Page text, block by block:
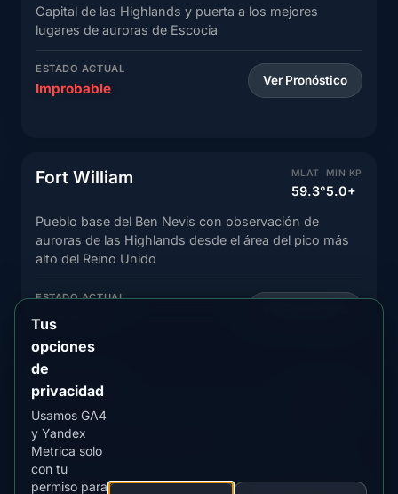
Capital de las Highlands y puerta a los mejores
lugares de auroras de Escocia
ESTADO ACTUAL
Improbable Ver Pronóstico
Fort William MLAT
59.3°
MIN KP
5.0+
Pueblo base del Ben Nevis con observación de
auroras de las Highlands desde el área del pico más
alto del Reino Unido
ESTADO ACTUAL
Improbable
Aberdeen
Ciudad de Granito con excelente observación de
auroras del norte de Escocia
ESTADO ACTUAL
Tus
opciones
de
privacidad
Usamos GA4
y Yandex
Metrica solo
con tu
permiso para